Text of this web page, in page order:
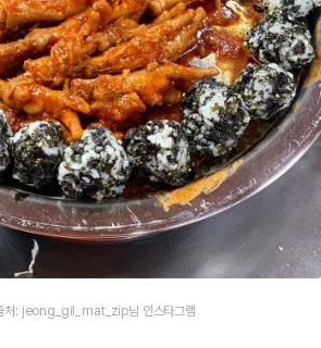
처: jeong_gil_mat_zip님 인스타그램